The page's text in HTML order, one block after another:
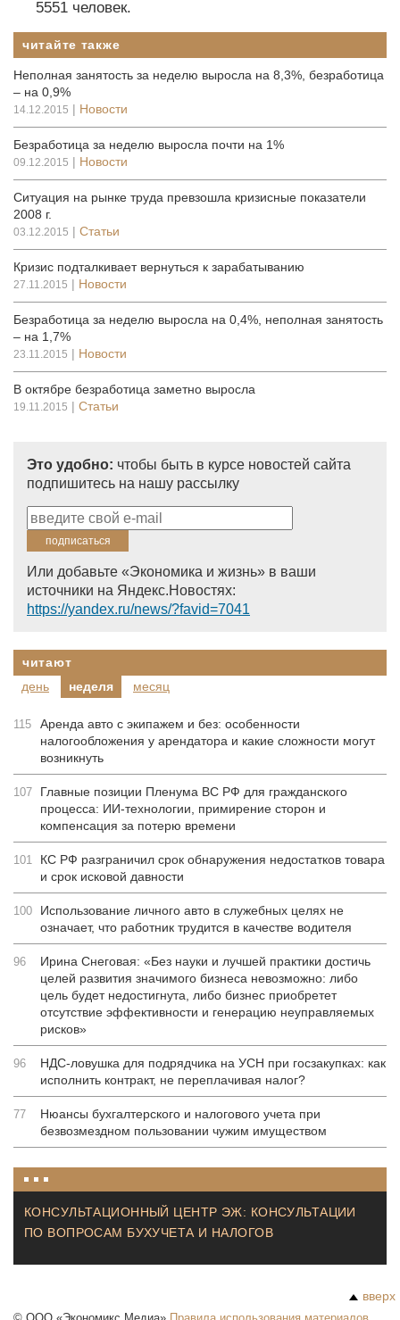
5551 человек.
читайте также
Неполная занятость за неделю выросла на 8,3%, безработица
– на 0,9%
14.12.2015 | Новости
Безработица за неделю выросла почти на 1%
09.12.2015 | Новости
Ситуация на рынке труда превзошла кризисные показатели
2008 г.
03.12.2015 | Статьи
Кризис подталкивает вернуться к зарабатыванию
27.11.2015 | Новости
Безработица за неделю выросла на 0,4%, неполная занятость
– на 1,7%
23.11.2015 | Новости
В октябре безработица заметно выросла
19.11.2015 | Статьи
Это удобно: чтобы быть в курсе новостей сайта
подпишитесь на нашу рассылку
Или добавьте «Экономика и жизнь» в ваши
источники на Яндекс.Новостях:
https://yandex.ru/news/?favid=7041
читают
день
неделя месяц
115
Аренда авто с экипажем и без: особенности
налогообложения у арендатора и какие сложности могут
возникнуть
107
Главные позиции Пленума ВС РФ для гражданского
процесса: ИИ-технологии, примирение сторон и
компенсация за потерю времени
101
КС РФ разграничил срок обнаружения недостатков товара
и срок исковой давности
100
Использование личного авто в служебных целях не
означает, что работник трудится в качестве водителя
96
Ирина Снеговая: «Без науки и лучшей практики достичь
целей развития значимого бизнеса невозможно: либо
цель будет недостигнута, либо бизнес приобретет
отсутствие эффективности и генерацию неуправляемых
рисков»
96
НДС-ловушка для подрядчика на УСН при госзакупках: как
исполнить контракт, не переплачивая налог?
77
Нюансы бухгалтерского и налогового учета при
безвозмездном пользовании чужим имуществом
КОНСУЛЬТАЦИОННЫЙ ЦЕНТР ЭЖ: КОНСУЛЬТАЦИИ
ПО ВОПРОСАМ БУХУЧЕТА И НАЛОГОВ
вверх